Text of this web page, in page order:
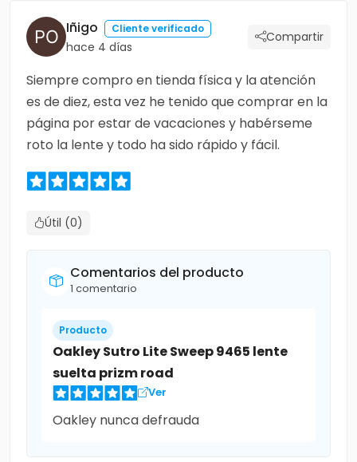
Iñigo Cliente verificado
hace 4 días
Compartir
Siempre compro en tienda física y la atención
es de diez, esta vez he tenido que comprar en la
página por estar de vacaciones y habérseme
roto la lente y todo ha sido rápido y fácil.
Útil (0)
Comentarios del producto
1 comentario
Producto
Oakley Sutro Lite Sweep 9465 lente
suelta prizm road
Ver
Oakley nunca defrauda